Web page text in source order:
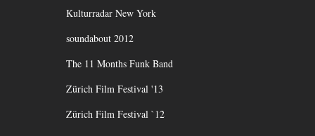
Kulturradar New York
soundabout 2012
The 11 Months Funk Band
Zürich Film Festival '13
Zürich Film Festival `12